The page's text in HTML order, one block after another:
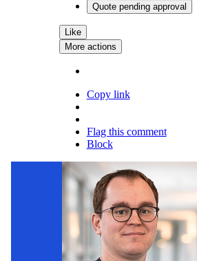
Quote pending approval
Like
More actions
Copy link
Flag this comment
Block